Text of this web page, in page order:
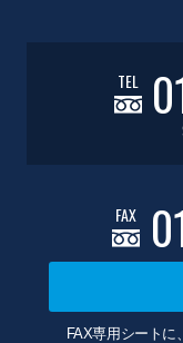
TEL
FAX
FAX専用シートに